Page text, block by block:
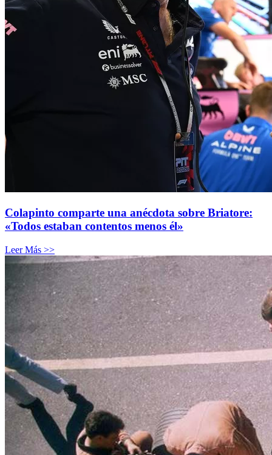
Colapinto comparte una anécdota sobre Briatore:
«Todos estaban contentos menos él»
Leer Más >>